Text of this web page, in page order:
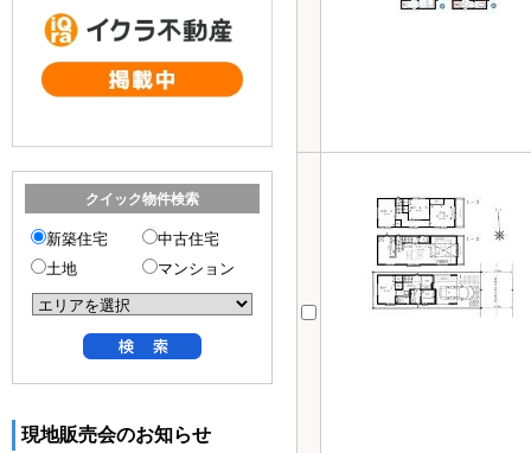
クイック物件検索
新築住宅
中古住宅
土地
マンション
現地販売会のお知らせ